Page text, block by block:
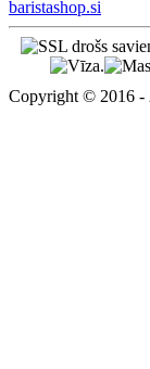
baristashop.si
Copyright © 2016 -